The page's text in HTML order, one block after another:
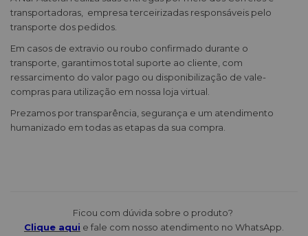
transportadoras, empresa terceirizadas responsáveis pelo
transporte dos pedidos.
Em casos de extravio ou roubo confirmado durante o
transporte, garantimos total suporte ao cliente, com
ressarcimento do valor pago ou disponibilização de vale-
compras para utilização em nossa loja virtual.
Prezamos por transparência, segurança e um atendimento
humanizado em todas as etapas da sua compra.
Ficou com dúvida sobre o produto?
Clique aqui e fale com nosso atendimento no WhatsApp.